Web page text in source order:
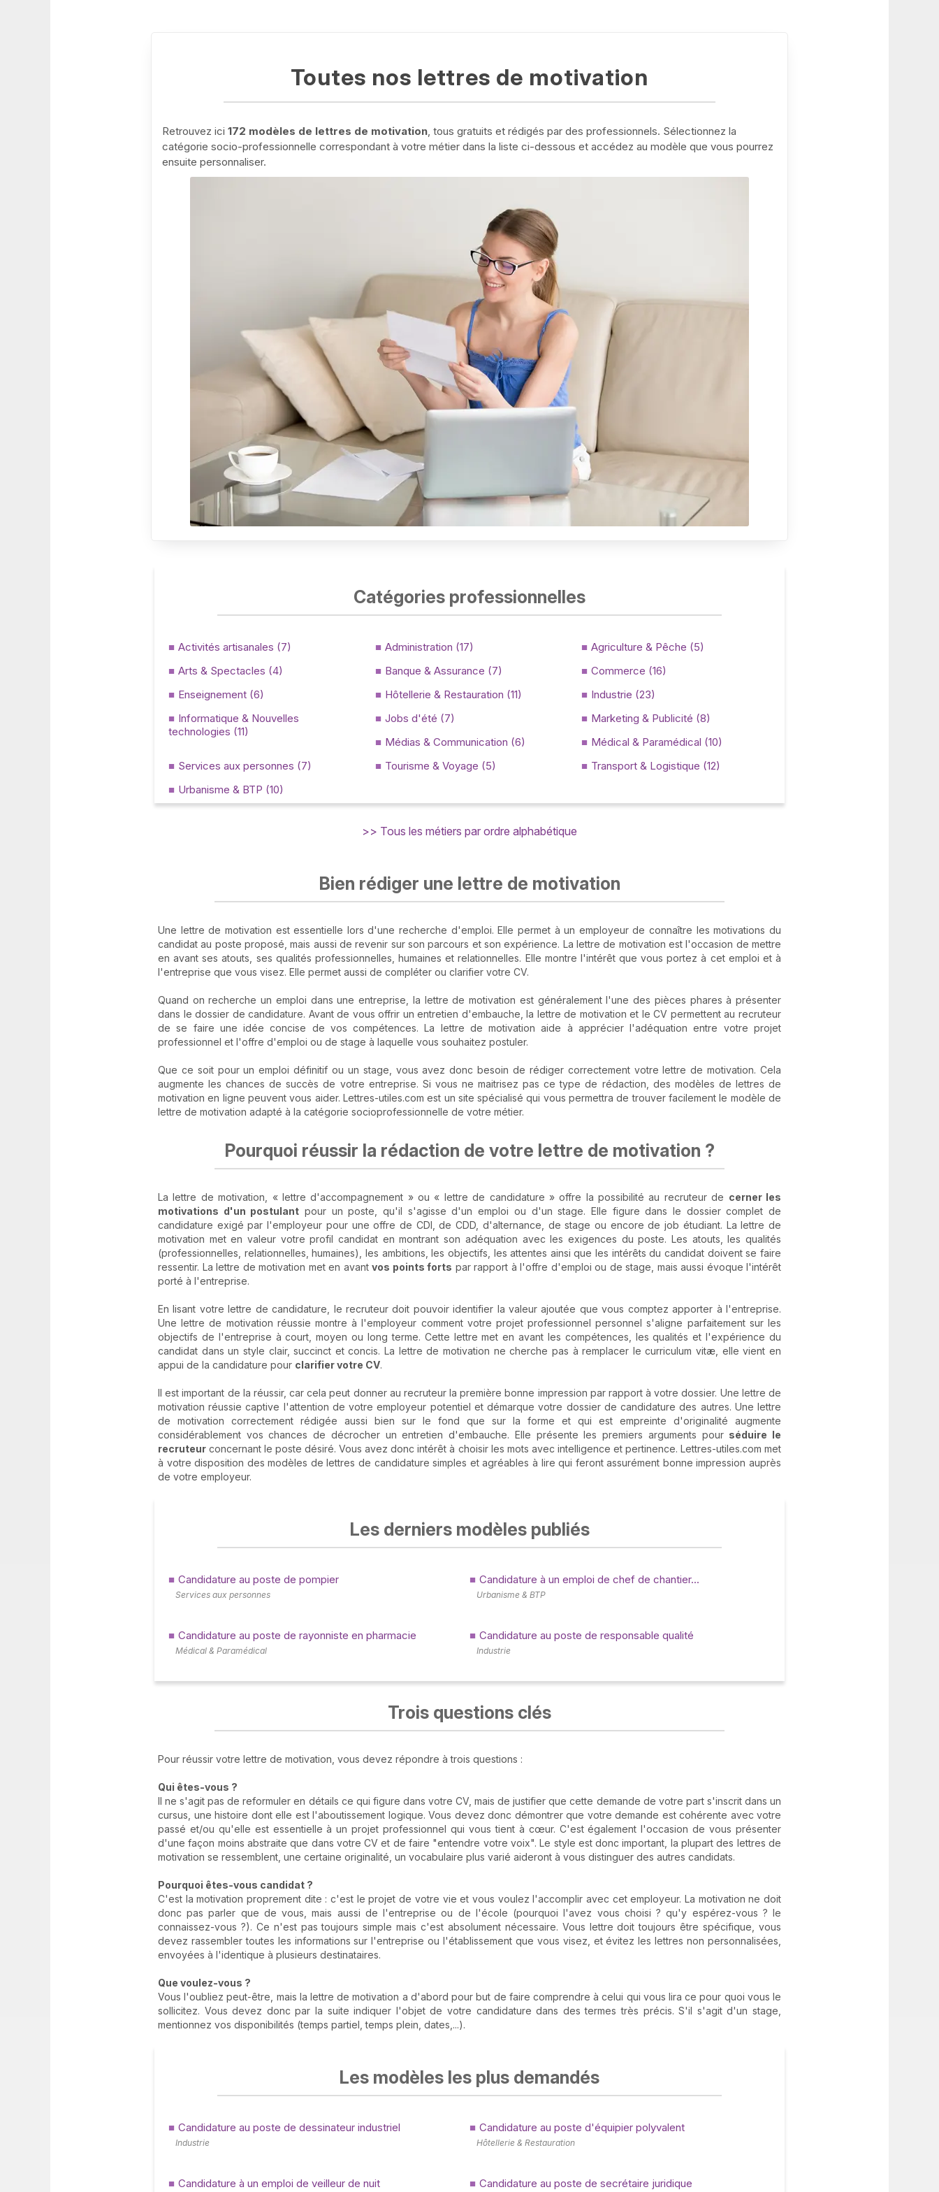
Toutes nos lettres de motivation
Retrouvez ici 172 modèles de lettres de motivation, tous gratuits et rédigés par des professionnels. Sélectionnez la
catégorie socio-professionnelle correspondant à votre métier dans la liste ci-dessous et accédez au modèle que vous pourrez
ensuite personnaliser.
Catégories professionnelles
Activités artisanales (7) Administration (17)
Agriculture & Pêche (5)
Arts & Spectacles (4)
Banque & Assurance (7)
Commerce (16)
Enseignement (6)
Hôtellerie & Restauration (11)
Industrie (23)
Informatique & Nouvelles
technologies (11)
Jobs d'été (7)
Marketing & Publicité (8)
Médias & Communication (6)
Médical & Paramédical (10)
Services aux personnes (7)
Tourisme & Voyage (5)
Transport & Logistique (12)
Urbanisme & BTP (10)
>> Tous les métiers par ordre alphabétique
Bien rédiger une lettre de motivation
Une lettre de motivation est essentielle lors d'une recherche d'emploi. Elle permet à un employeur de connaître les motivations du
candidat au poste proposé, mais aussi de revenir sur son parcours et son expérience. La lettre de motivation est l'occasion de mettre
en avant ses atouts, ses qualités professionnelles, humaines et relationnelles. Elle montre l'intérêt que vous portez à cet emploi et à
l'entreprise que vous visez. Elle permet aussi de compléter ou clarifier votre CV.
Quand on recherche un emploi dans une entreprise, la lettre de motivation est généralement l'une des pièces phares à présenter
dans le dossier de candidature. Avant de vous offrir un entretien d'embauche, la lettre de motivation et le CV permettent au recruteur
de se faire une idée concise de vos compétences. La lettre de motivation aide à apprécier l'adéquation entre votre projet
professionnel et l'offre d'emploi ou de stage à laquelle vous souhaitez postuler.
Que ce soit pour un emploi définitif ou un stage, vous avez donc besoin de rédiger correctement votre lettre de motivation. Cela
augmente les chances de succès de votre entreprise. Si vous ne maitrisez pas ce type de rédaction, des modèles de lettres de
motivation en ligne peuvent vous aider. Lettres-utiles.com est un site spécialisé qui vous permettra de trouver facilement le modèle de
lettre de motivation adapté à la catégorie socioprofessionnelle de votre métier.
Pourquoi réussir la rédaction de votre lettre de motivation ?
La lettre de motivation, « lettre d'accompagnement » ou « lettre de candidature » offre la possibilité au recruteur de cerner les
motivations d'un postulant pour un poste, qu'il s'agisse d'un emploi ou d'un stage. Elle figure dans le dossier complet de
candidature exigé par l'employeur pour une offre de CDI, de CDD, d'alternance, de stage ou encore de job étudiant. La lettre de
motivation met en valeur votre profil candidat en montrant son adéquation avec les exigences du poste. Les atouts, les qualités
(professionnelles, relationnelles, humaines), les ambitions, les objectifs, les attentes ainsi que les intérêts du candidat doivent se faire
ressentir. La lettre de motivation met en avant vos points forts par rapport à l'offre d'emploi ou de stage, mais aussi évoque l'intérêt
porté à l'entreprise.
En lisant votre lettre de candidature, le recruteur doit pouvoir identifier la valeur ajoutée que vous comptez apporter à l'entreprise.
Une lettre de motivation réussie montre à l'employeur comment votre projet professionnel personnel s'aligne parfaitement sur les
objectifs de l'entreprise à court, moyen ou long terme. Cette lettre met en avant les compétences, les qualités et l'expérience du
candidat dans un style clair, succinct et concis. La lettre de motivation ne cherche pas à remplacer le curriculum vitæ, elle vient en
appui de la candidature pour clarifier votre CV.
Il est important de la réussir, car cela peut donner au recruteur la première bonne impression par rapport à votre dossier. Une lettre de
motivation réussie captive l'attention de votre employeur potentiel et démarque votre dossier de candidature des autres. Une lettre
de motivation correctement rédigée aussi bien sur le fond que sur la forme et qui est empreinte d'originalité augmente
considérablement vos chances de décrocher un entretien d'embauche. Elle présente les premiers arguments pour séduire le
recruteur concernant le poste désiré. Vous avez donc intérêt à choisir les mots avec intelligence et pertinence. Lettres-utiles.com met
à votre disposition des modèles de lettres de candidature simples et agréables à lire qui feront assurément bonne impression auprès
de votre employeur.
Les derniers modèles publiés
Candidature au poste de pompier
Services aux personnes
Candidature à un emploi de chef de chantier...
Urbanisme & BTP
Candidature au poste de rayonniste en pharmacie
Médical & Paramédical
Candidature au poste de responsable qualité
Industrie
Trois questions clés
Pour réussir votre lettre de motivation, vous devez répondre à trois questions :
Qui êtes-vous ?
Il ne s'agit pas de reformuler en détails ce qui figure dans votre CV, mais de justifier que cette demande de votre part s'inscrit dans un
cursus, une histoire dont elle est l'aboutissement logique. Vous devez donc démontrer que votre demande est cohérente avec votre
passé et/ou qu'elle est essentielle à un projet professionnel qui vous tient à cœur. C'est également l'occasion de vous présenter
d'une façon moins abstraite que dans votre CV et de faire "entendre votre voix". Le style est donc important, la plupart des lettres de
motivation se ressemblent, une certaine originalité, un vocabulaire plus varié aideront à vous distinguer des autres candidats.
Pourquoi êtes-vous candidat ?
C'est la motivation proprement dite : c'est le projet de votre vie et vous voulez l'accomplir avec cet employeur. La motivation ne doit
donc pas parler que de vous, mais aussi de l'entreprise ou de l'école (pourquoi l'avez vous choisi ? qu'y espérez-vous ? le
connaissez-vous ?). Ce n'est pas toujours simple mais c'est absolument nécessaire. Vous lettre doit toujours être spécifique, vous
devez rassembler toutes les informations sur l'entreprise ou l'établissement que vous visez, et évitez les lettres non personnalisées,
envoyées à l'identique à plusieurs destinataires.
Que voulez-vous ?
Vous l'oubliez peut-être, mais la lettre de motivation a d'abord pour but de faire comprendre à celui qui vous lira ce pour quoi vous le
sollicitez. Vous devez donc par la suite indiquer l'objet de votre candidature dans des termes très précis. S'il s'agit d'un stage,
mentionnez vos disponibilités (temps partiel, temps plein, dates,...).
Les modèles les plus demandés
Candidature au poste de dessinateur industriel
Industrie
Candidature au poste d'équipier polyvalent
Hôtellerie & Restauration
Candidature à un emploi de veilleur de nuit Candidature au poste de secrétaire juridique